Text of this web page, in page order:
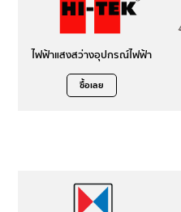
ไฟฟ้าแสงสว่างอุปกรณ์ไฟฟ้า
ซื้อเลย